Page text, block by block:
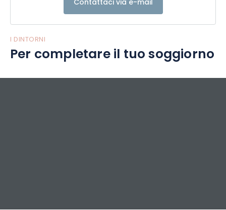
Contattaci via e-mail
I DINTORNI
Per completare il tuo soggiorno